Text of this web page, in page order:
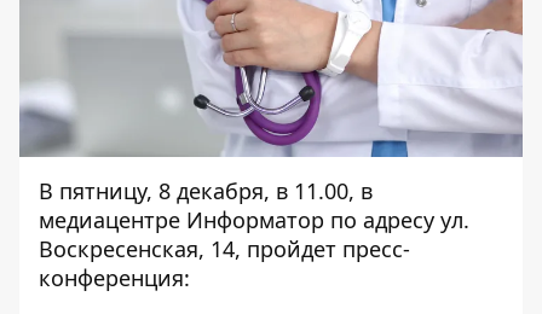
В пятницу, 8 декабря, в 11.00, в
медиацентре Информатор по адресу ул.
Воскресенская, 14, пройдет пресс-
конференция: